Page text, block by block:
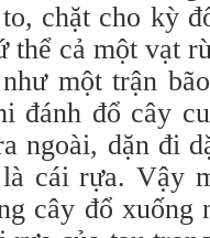
chặt cho kỳ
thể cả một vạt
một trận
đánh đổ cây
ngoài, dặn đi
cái rựa. Vậy
cây đổ xuống